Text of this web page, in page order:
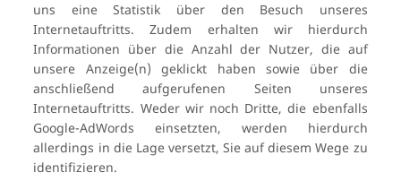
uns eine Statistik über den Besuch unseres
Internetauftritts. Zudem erhalten wir hierdurch
Informationen über die Anzahl der Nutzer, die auf
unsere Anzeige(n) geklickt haben sowie über die
anschließend aufgerufenen Seiten unseres
Internetauftritts. Weder wir noch Dritte, die ebenfalls
Google-AdWords einsetzten, werden hierdurch
allerdings in die Lage versetzt, Sie auf diesem Wege zu
identifizieren.